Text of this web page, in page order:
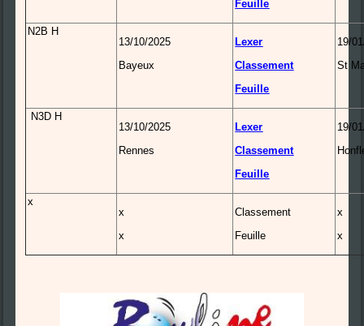
Feuille
N2B H
13/10/2025
Bayeux
Lexer
Classement
Feuille
19/
St
N3D H
13/10/2025
Rennes
Lexer
Classement
Feuille
19/
x
x
x
Classement
Feuille
x
x